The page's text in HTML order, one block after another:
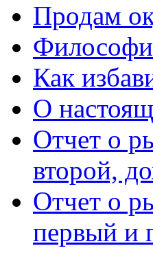
Продам
Как
О
Отчет о
второй,
Отчет о
первый и